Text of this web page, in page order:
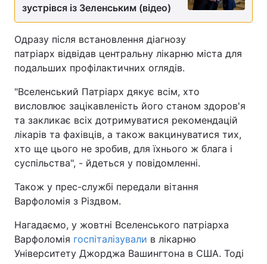
зустрівся із Зеленським (відео)
Одразу після встановлення діагнозу
патріарх відвідав центральну лікарню міста для
подальших профілактичних оглядів.
"Вселенський Патріарх дякує всім, хто
висловлює зацікавленість його станом здоров'я
та закликає всіх дотримуватися рекомендацій
лікарів та фахівців, а також вакцинуватися тих,
хто ще цього не зробив, для їхнього ж блага і
суспільства", - йдеться у повідомленні.
Також у прес-службі передали вітання
Варфоломія з Різдвом.
Нагадаємо, у жовтні Вселенського патріарха
Варфоломія госпіталізували в лікарню
Університету Джорджа Вашингтона в США. Тоді